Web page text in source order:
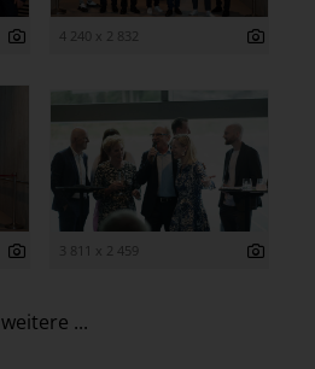
4 240 x 2 832
3 811 x 2 459
weitere ...